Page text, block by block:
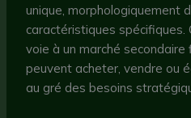
unique, morphologiquement
caractéristiques spécifiques.
voie à un marché
peuvent acheter, vendre ou
au gré des besoins